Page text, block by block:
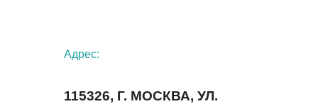
Адрес:
115326, Г. МОСКВА, УЛ.